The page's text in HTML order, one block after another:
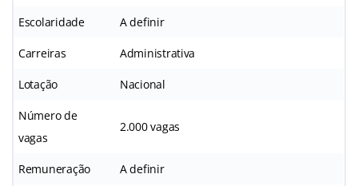
Escolaridade A definir
Carreiras Administrativa
Lotação Nacional
Número de
vagas
2.000 vagas
Remuneração A definir